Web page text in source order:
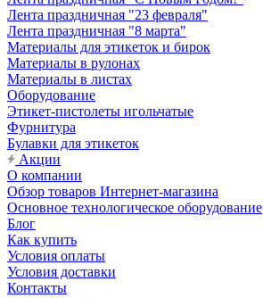
Лента праздничная "23 февраля"
Лента праздничная "8 марта"
Материалы для этикеток и бирок
Материалы в рулонах
Материалы в листах
Оборудование
Этикет-пистолеты игольчатые
Фурнитура
Булавки для этикеток
Акции
О компании
Обзор товаров Интернет-магазина
Основное технологическое оборудование
Блог
Как купить
Условия оплаты
Условия доставки
Контакты